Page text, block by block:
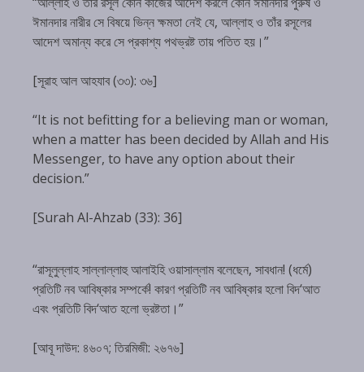
ঈমানদার নারীর সে বিষয়ে ভিন্ন ক্ষমতা নেই যে, আল্লাহ ও তাঁর রসূলের
আদেশ অমান্য করে সে প্রকাশ্য পথভ্রষ্ট তায় পতিত হয়।”
[সূরাহ আল আহযাব (৩৩): ৩৬]
“It is not befitting for a believing man or woman,
when a matter has been decided by Allah and His
Messenger, to have any option about their
decision.”
[Surah Al-Ahzab (33): 36]
“রাসূলুল্লাহ সাল্লাল্লাহু আলাইহি ওয়াসাল্লাম বলেছেন, সাবধান! (ধর্মে)
প্রতিটি নব আবিষ্কার সম্পর্কে! কারণ প্রতিটি নব আবিষ্কার হলো বিদ‘আত
এবং প্রতিটি বিদ‘আত হলো ভ্রষ্টতা।”
[আবূ দাউদ: ৪৬০৭; তিরমিজী: ২৬৭৬]